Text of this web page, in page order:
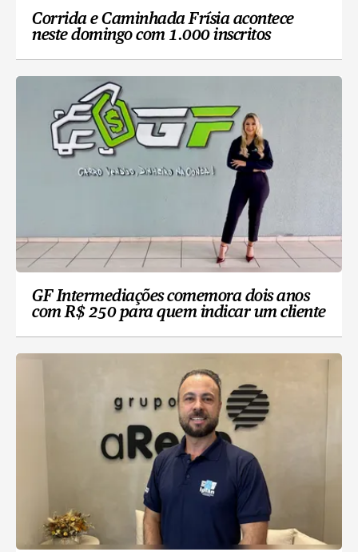
Corrida e Caminhada Frísia acontece
neste domingo com 1.000 inscritos
GF Intermediações comemora dois anos
com R$ 250 para quem indicar um cliente